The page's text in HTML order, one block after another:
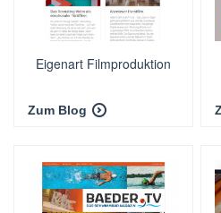
Eigenart Filmproduktion
Zum Blog